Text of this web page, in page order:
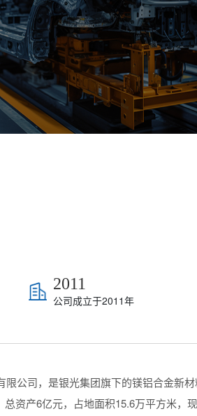
2011
公司成立于2011年
限公司，是银光集团旗下的镁铝合金新
资产6亿元，占地面积15.6万平方米，